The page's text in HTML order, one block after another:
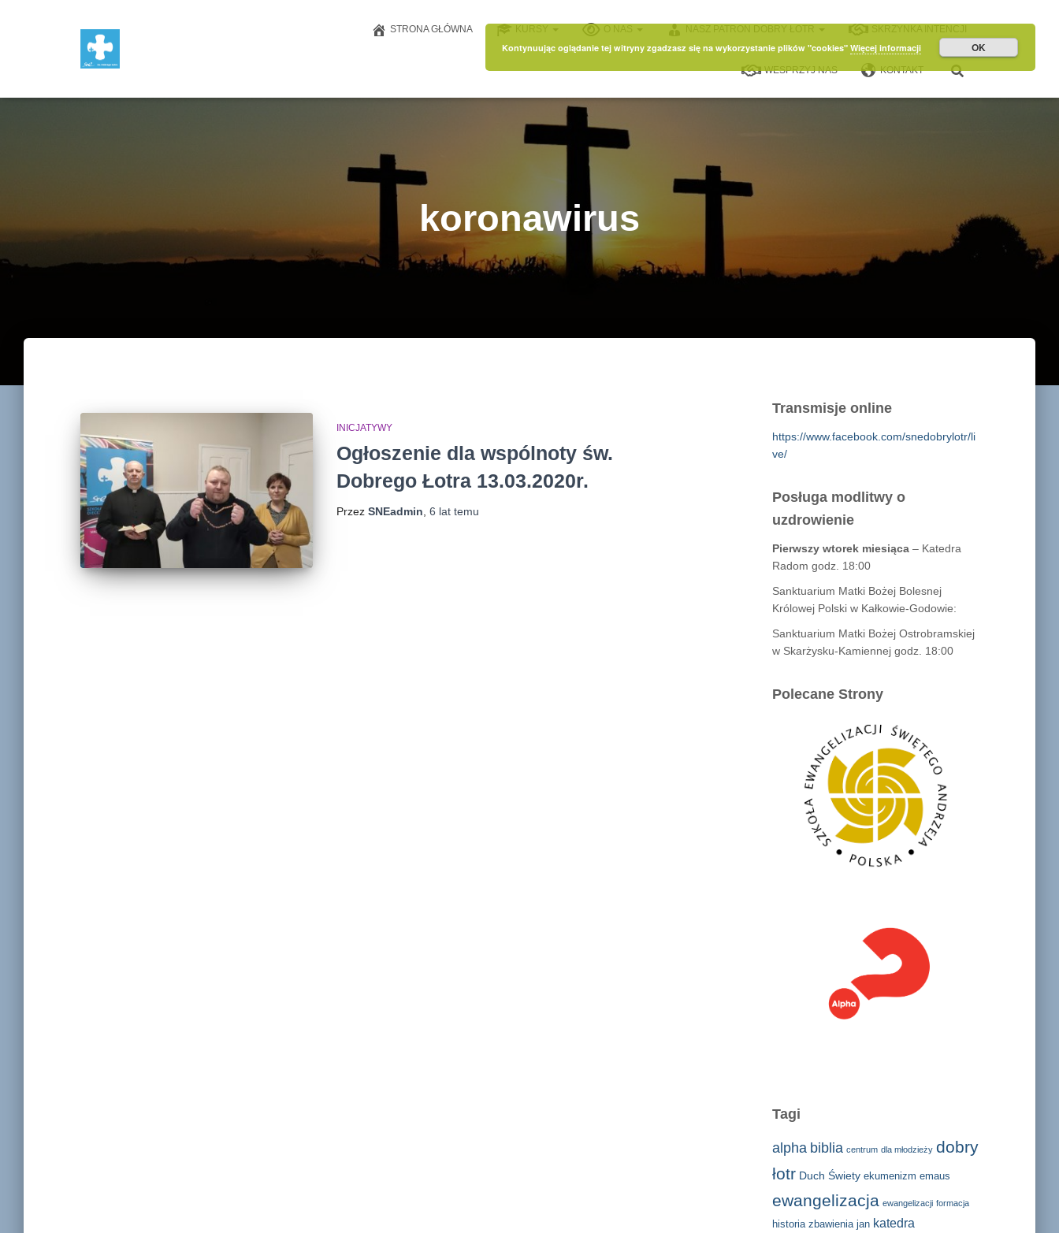
STRONA GŁÓWNA KURSY O NAS NASZ PATRON DOBRY ŁOTR SKRZYNKA INTENCJI
WESPRZYJ NAS KONTAKT
koronawirus
INICJATYWY
Ogłoszenie dla wspólnoty św.
Dobrego Łotra 13.03.2020r.
Przez SNEadmin 6 lat temu
Transmisje online
https://www.facebook.com/snedobrylotr/li
ve/
Posługa modlitwy o
uzdrowienie
Pierwszy wtorek miesiąca– Katedra
Radom godz. 18:00
Sanktuarium Matki Bożej Bolesnej
Królowej Polski w Kałkowie-Godowie:
Sanktuarium Matki Bożej Ostrobramskiej
w Skarżysku-Kamiennej godz. 18:00
Polecane Strony
Tagi
alpha biblia centrum dla młodzieży dobry
łotr Duch Świety ekumenizm emaus
ewangelizacja ewangelizacji formacja
historia zbawienia jan katedra
Kontynuując oglądanie tej witryny zgadzasz się na wykorzystanie plików "cookies" Więcej informacji OK